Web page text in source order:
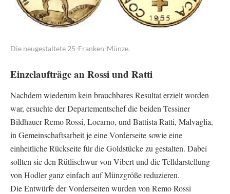
Die neugestaltete 25-Franken-Münze.
Einzelaufträge an Rossi und Ratti
Nachdem wiederum kein brauchbares Resultat erzielt worden
war, ersuchte der Departementschef die beiden Tessiner
Bildhauer Remo Rossi, Locarno, und Battista Ratti, Malvaglia,
in Gemeinschaftsarbeit je eine Vorderseite sowie eine
einheitliche Rückseite für die Goldstücke zu gestalten. Dabei
sollten sie den Rütlischwur von Vibert und die Telldarstellung
von Hodler ganz einfach auf Münzgröße reduzieren.
Die Entwürfe der Vorderseiten wurden von Remo Rossi